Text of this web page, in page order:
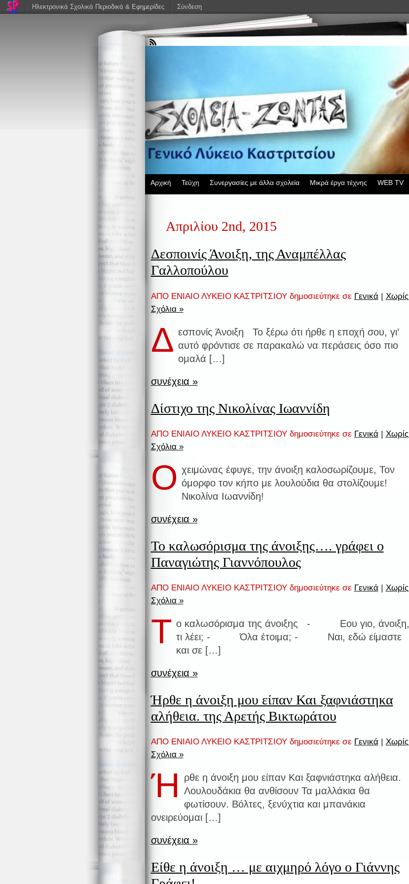
Αρχική Τεύχη Συνεργασίες με άλλα σχολεία Μικρά έργα τέχνης WEB TV
Απριλίου 2nd, 2015
Δεσποινίς Άνοιξη, της Αναμπέλλας
Γαλλοπούλου
ΑΠΟ ΕΝΙΑΙΟ ΛΥΚΕΙΟ ΚΑΣΤΡΙΤΣΙΟΥ δημοσιεύτηκε σε Γενικά | Χωρίς
Σχόλια »
Δ εσπονίς Άνοιξη Το ξέρω ότι ήρθε η εποχή σου, γι’
αυτό φρόντισε σε παρακαλώ να περάσεις όσο πιο
ομαλά […]
συνέχεια »
Δίστιχο της Νικολίνας Ιωαννίδη
ΑΠΟ ΕΝΙΑΙΟ ΛΥΚΕΙΟ ΚΑΣΤΡΙΤΣΙΟΥ δημοσιεύτηκε σε Γενικά | Χωρίς
Σχόλια »
Ο χειμώνας έφυγε, την άνοιξη καλοσωρίζουμε, Τον
όμορφο τον κήπο με λουλούδια θα στολίζουμε!
Νικολίνα Ιωαννίδη!
συνέχεια »
Το καλωσόρισμα της άνοιξης…. γράφει ο
Παναγιώτης Γιαννόπουλος
ΑΠΟ ΕΝΙΑΙΟ ΛΥΚΕΙΟ ΚΑΣΤΡΙΤΣΙΟΥ δημοσιεύτηκε σε Γενικά | Χωρίς
Σχόλια »
Τ ο καλωσόρισμα της άνοιξης - Εου γιο, άνοιξη,
τι λέει; - Όλα έτοιμα; - Ναι, εδώ είμαστε
και σε […]
συνέχεια »
Ήρθε η άνοιξη μου είπαν Και ξαφνιάστηκα
αλήθεια. της Αρετής Βικτωράτου
ΑΠΟ ΕΝΙΑΙΟ ΛΥΚΕΙΟ ΚΑΣΤΡΙΤΣΙΟΥ δημοσιεύτηκε σε Γενικά | Χωρίς
Σχόλια »
Ή
ρθε η άνοιξη μου είπαν Και ξαφνιάστηκα αλήθεια.
Λουλουδάκια θα ανθίσουν Τα μαλλάκια θα
φωτίσουν. Βόλτες, ξενύχτια και μπανάκια
ονειρεύομαι […]
συνέχεια »
Είθε η άνοιξη … με αιχμηρό λόγο ο Γιάννης
Ηλεκτρονικά Σχολικά Περιοδικά & Εφημερίδες Σύνδεση